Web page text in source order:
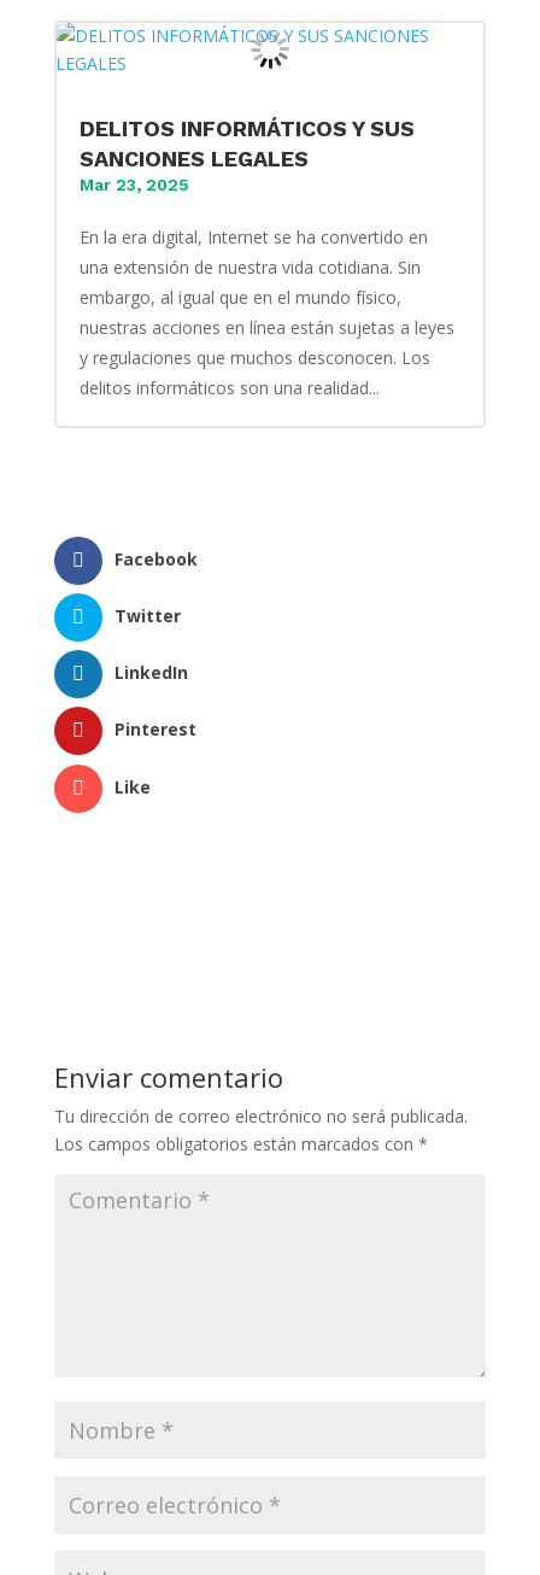
DELITOS INFORMÁTICOS Y SUS
SANCIONES LEGALES
Mar 23, 2025
En la era digital, Internet se ha convertido en
una extensión de nuestra vida cotidiana. Sin
embargo, al igual que en el mundo físico,
nuestras acciones en línea están sujetas a leyes
y regulaciones que muchos desconocen. Los
delitos informáticos son una realidad...
Facebook
Twitter
LinkedIn
Pinterest
Like
Enviar comentario
Tu dirección de correo electrónico no será publicada.
Los campos obligatorios están marcados con *